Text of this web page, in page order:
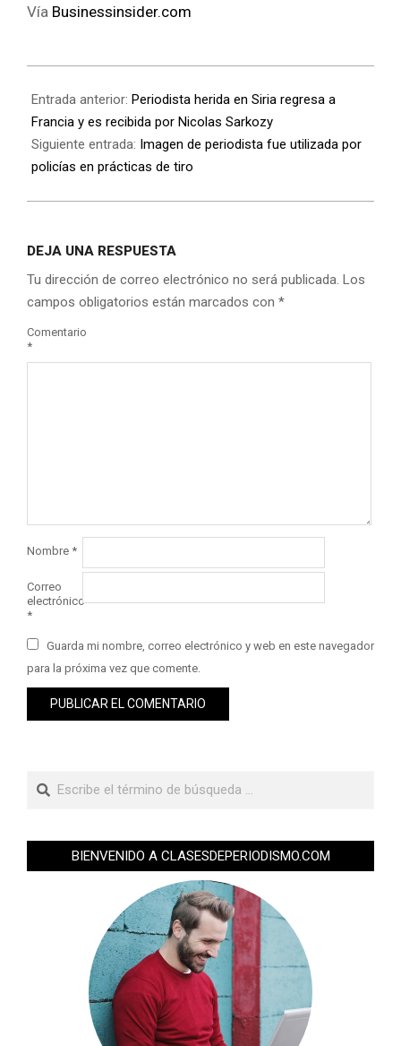
Vía Businessinsider.com
Entrada anterior: Periodista herida en Siria regresa a
Francia y es recibida por Nicolas Sarkozy
Siguiente entrada: Imagen de periodista fue utilizada por
policías en prácticas de tiro
DEJA UNA RESPUESTA
Tu dirección de correo electrónico no será publicada. Los
campos obligatorios están marcados con *
Comentario
*
Nombre *
Correo
electrónico
*
Guarda mi nombre, correo electrónico y web en este navegador
para la próxima vez que comente.
BIENVENIDO A CLASESDEPERIODISMO.COM